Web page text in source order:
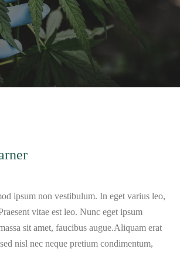
ipsum non vestibulum. In eget varius leo,
vitae est leo. Nunc eget ipsum
sit amet, faucibus augue.Aliquam erat
nisl nec neque pretium condimentum,